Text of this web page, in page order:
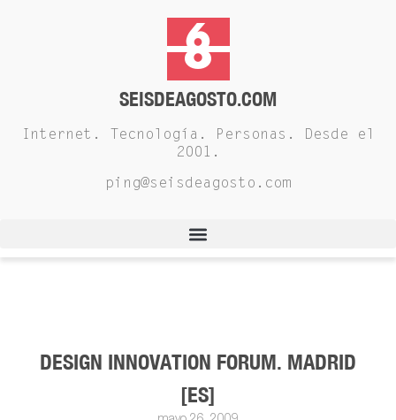
SEISDEAGOSTO.COM
Internet. Tecnología. Personas. Desde el
2001.
ping@seisdeagosto.com
DESIGN INNOVATION FORUM. MADRID
[ES]